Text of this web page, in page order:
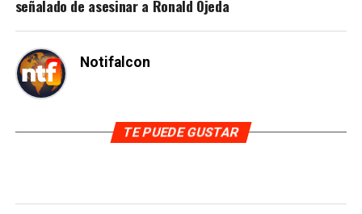
señalado de asesinar a Ronald Ojeda
Notifalcon
TE PUEDE GUSTAR